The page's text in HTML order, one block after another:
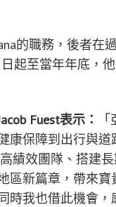
的職務，後者
起至當年年底，
Fuest表示：
康保障到出行與
績效團隊、搭建
區新篇章，帶來
時我也借此機會